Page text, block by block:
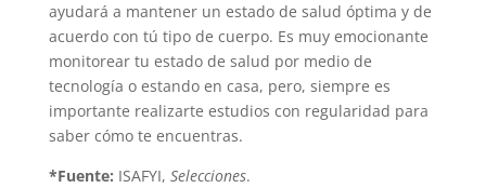
ayudará a mantener un estado de salud óptima y de
acuerdo con tú tipo de cuerpo. Es muy emocionante
monitorear tu estado de salud por medio de
tecnología o estando en casa, pero, siempre es
importante realizarte estudios con regularidad para
saber cómo te encuentras.
*Fuente: ISAFYI, Selecciones.